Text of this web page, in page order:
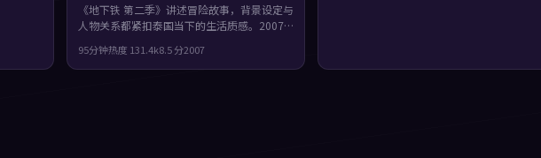
《地下铁 第二季》讲述冒险故事，背景设定与
人物关系都紧扣泰国当下的生活质感。2007
衔。节奏前半段克制蓄力，后半段集中爆发，
片尾余味很足。
95分钟热度 131.4k8.5分2007